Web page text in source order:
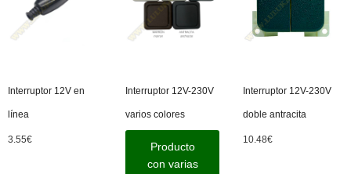
Interruptor 12V en
línea
3.55€
Interruptor 12V-230V
varios colores
Producto
con varias
Interruptor 12V-230V
doble antracita
10.48€